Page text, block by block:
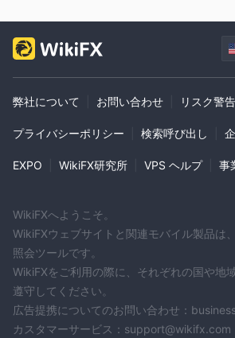
の選択肢はWebベースのプラットフォーム
門性や高度な機能が欠けていると報告されて
MetaTrader4やMetaTrader5などの確立され
の欠如は、取引オプションを制限し、総合
可能性があります。
す。クライアントは$100以上の金額を引き
$30の手数料がかかります。さらに、出金は
ます。
- 疑わしいプラットフォームの品質：MCG
トフォームは、非専門的な外観や約束され
れており、ユーザーの取引体験に悪影響を
す。
MCGは信頼できるのか？
弊社について お問い合わせ リスク警告
プライバシーポリシー 検索呼び出し
EXPO WikiFX研究所 VPS ヘルプ 事
WikiFXへようこそ。
WikiFXウェブサイトと関連モバイル製品は
照会ツールです。
WikiFXをご利用の際に、それぞれの国や地
遵守してください。
広告提携についてのお問い合わせ：
カスタマーサービス：support@wikifx.com